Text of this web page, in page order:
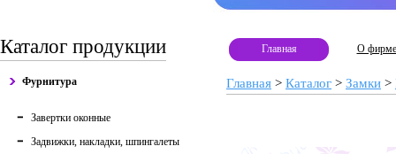
Каталог продукции
Фурнитура
Завертки оконные
Задвижки, накладки, шпингалеты
Главная О фирме
Главная > Каталог > Замки >